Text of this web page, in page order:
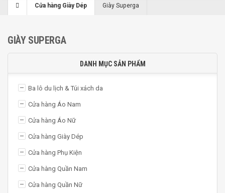
Cửa hàng Giày Dép Giày Superga
GIÀY SUPERGA
DANH MỤC SẢN PHẨM
Ba lô du lịch & Túi xách da
Cửa hàng Áo Nam
Cửa hàng Áo Nữ
Cửa hàng Giày Dép
Cửa hàng Phụ Kiện
Cửa hàng Quần Nam
Cửa hàng Quần Nữ